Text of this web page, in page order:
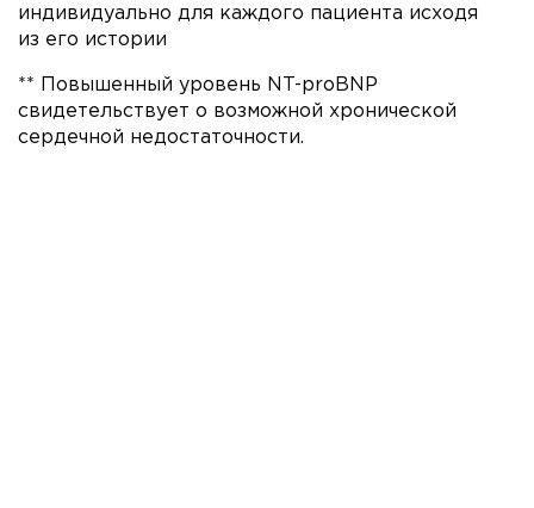
индивидуально для каждого пациента исходя
из его истории
** Повышенный уровень NT-proBNP
свидетельствует о возможной хронической
сердечной недостаточности.